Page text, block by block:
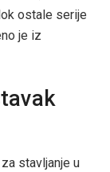
ostale serije
je iz
stavljanje u